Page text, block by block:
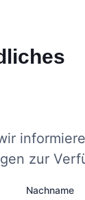
zur
Nachname